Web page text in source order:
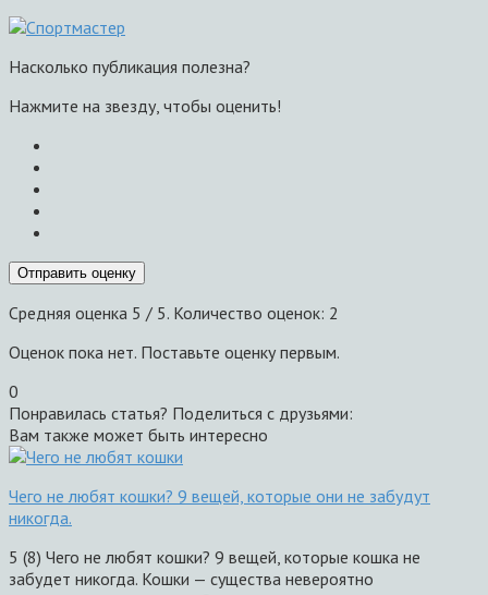
Насколько публикация полезна?
Нажмите на звезду, чтобы оценить!
Отправить оценку
Средняя оценка 5 / 5. Количество оценок: 2
Оценок пока нет. Поставьте оценку первым.
0
Понравилась статья? Поделиться с друзьями:
Вам также может быть интересно
Чего не любят кошки? 9 вещей, которые они не забудут
никогда.
5 (8) Чего не любят кошки? 9 вещей, которые кошка не
забудет никогда. Кошки — существа невероятно